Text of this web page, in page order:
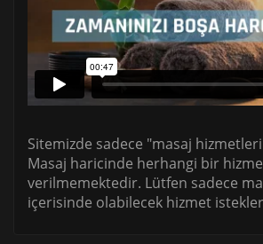
Sitemizde sadece "masaj
Masaj haricinde herhangi bir
verilmemektedir. Lütfen sadece
içerisinde olabilecek hizmet